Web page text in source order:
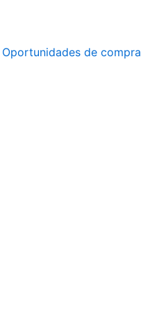
Oportunidades de compra